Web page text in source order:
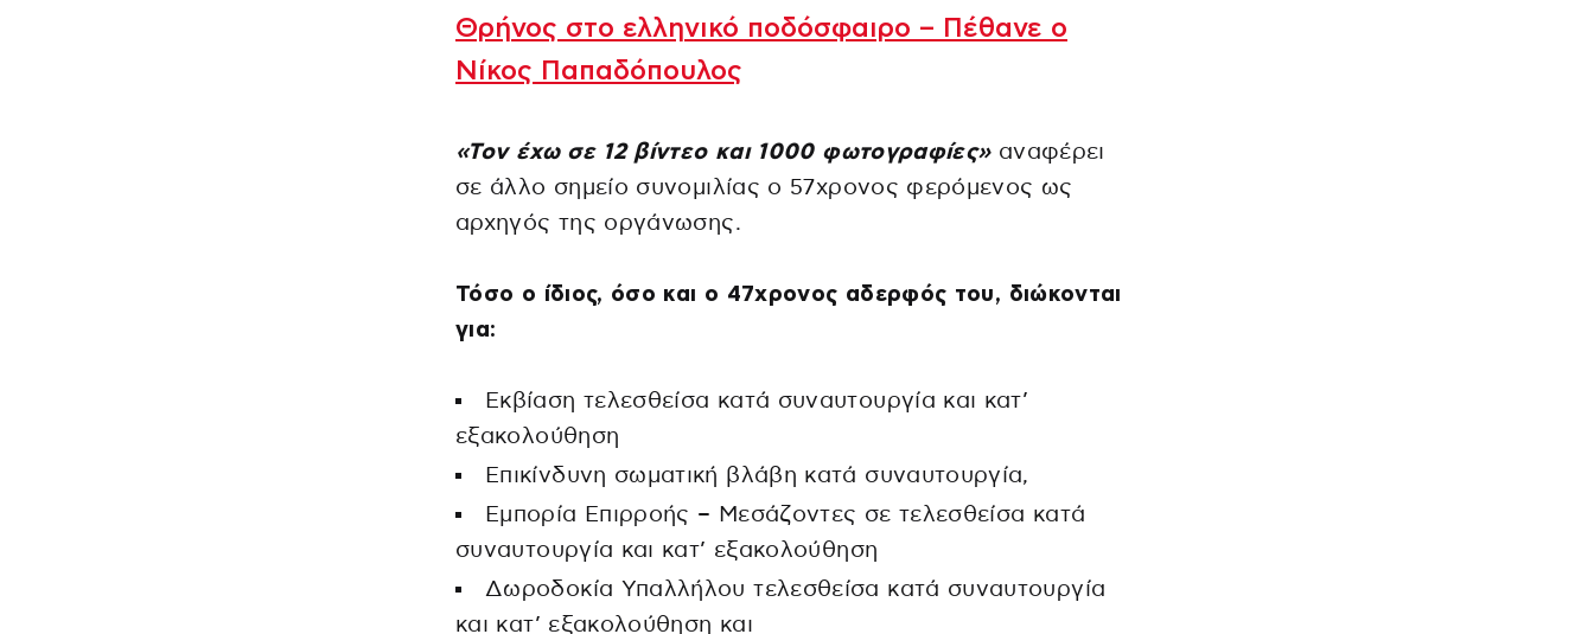
Θρήνος στο ελληνικό ποδόσφαιρο – Πέθανε ο
Νίκος Παπαδόπουλος
«Τον έχω σε 12 βίντεο και 1000 φωτογραφίες»αναφέρει
σε άλλο σημείο συνομιλίας ο 57χρονος φερόμενος ως
αρχηγός της οργάνωσης.
Τόσο ο ίδιος, όσο και ο 47χρονος αδερφός του, διώκονται
για:
Εκβίαση τελεσθείσα κατά συναυτουργία και κατ’
εξακολούθηση
Επικίνδυνη σωματική βλάβη κατά συναυτουργία,
Εμπορία Επιρροής – Μεσάζοντες σε τελεσθείσα κατά
συναυτουργία και κατ’ εξακολούθηση
Δωροδοκία Υπαλλήλου τελεσθείσα κατά συναυτουργία
και κατ’ εξακολούθηση και